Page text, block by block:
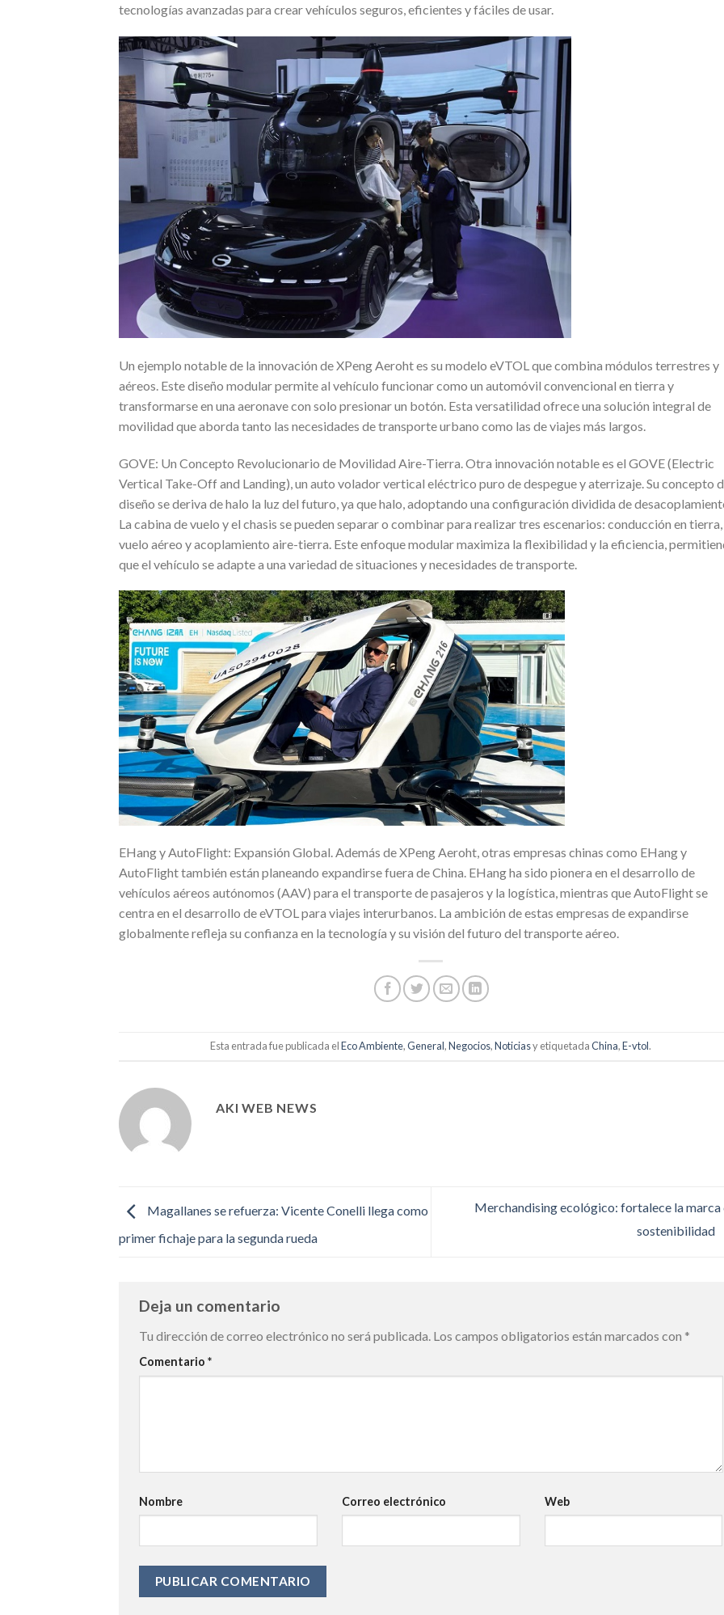
tecnologías avanzadas para crear vehículos seguros, eficientes y fáciles de usar.
Un ejemplo notable de la innovación de XPeng Aeroht es su modelo eVTOL que combina módulos terrestres y
aéreos. Este diseño modular permite al vehículo funcionar como un automóvil convencional en tierra y
transformarse en una aeronave con solo presionar un botón. Esta versatilidad ofrece una solución integral de
movilidad que aborda tanto las necesidades de transporte urbano como las de viajes más largos.
GOVE: Un Concepto Revolucionario de Movilidad Aire-Tierra. Otra innovación notable es el GOVE (Electric
Vertical Take-Off and Landing), un auto volador vertical eléctrico puro de despegue y aterrizaje. Su concepto
diseño se deriva de halo la luz del futuro, ya que halo, adoptando una configuración dividida de
La cabina de vuelo y el chasis se pueden separar o combinar para realizar tres escenarios: conducción en tierra,
vuelo aéreo y acoplamiento aire-tierra. Este enfoque modular maximiza la flexibilidad y la eficiencia,
que el vehículo se adapte a una variedad de situaciones y necesidades de transporte.
EHang y AutoFlight: Expansión Global. Además de XPeng Aeroht, otras empresas chinas como EHang y
AutoFlight también están planeando expandirse fuera de China. EHang ha sido pionera en el desarrollo de
vehículos aéreos autónomos (AAV) para el transporte de pasajeros y la logística, mientras que AutoFlight se
centra en el desarrollo de eVTOL para viajes interurbanos. La ambición de estas empresas de expandirse
globalmente refleja su confianza en la tecnología y su visión del futuro del transporte aéreo.
Esta entrada fue publicada el Eco Ambiente,General, Negocios, Noticiasy etiquetadaChina, E-vtol.
AKI WEB NEWS
Magallanes se refuerza: Vicente Conelli llega como
primer fichaje para la segunda rueda
Merchandising ecológico: fortalece la marca
sostenibilidad
Deja un comentario
Tu dirección de correo electrónico no será publicada. Los campos obligatorios están marcados con *
Comentario *
Nombre Correo electrónico Web